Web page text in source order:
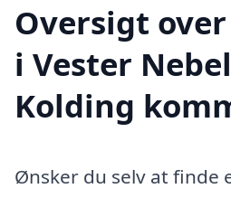
Oversigt
i Vester
Kolding
Ønsker du selv at finde